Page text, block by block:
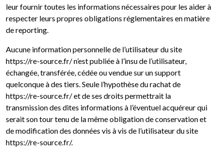
leur fournir toutes les informations nécessaires pour les aider à
respecter leurs propres obligations réglementaires en matière
de reporting.
Aucune information personnelle de l’utilisateur du site
https://re-source.fr/ n’est publiée à l’insu de l’utilisateur,
échangée, transférée, cédée ou vendue sur un support
quelconque à des tiers. Seule l’hypothèse du rachat de
https://re-source.fr/ et de ses droits permettrait la
transmission des dites informations à l’éventuel acquéreur qui
serait son tour tenu de la même obligation de conservation et
de modification des données vis à vis de l’utilisateur du site
https://re-source.fr/.